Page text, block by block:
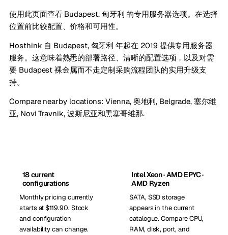
使用此页面查看 Budapest, 匈牙利 的专用服务器选项。在选择
位置前比较配置、价格和可用性。
Hosthink 自 Budapest, 匈牙利 年起在 2019 提供专用服务器
服务。这意味着熟悉的部署路径、清晰的配置选项，以及对需
要 Budapest 裸金属而不走定制采购流程团队的实用升级支
持。
Compare nearby locations:Vienna, 奥地利, Belgrade, 塞尔维
亚, Novi Travnik, 波斯尼亚和黑塞哥维那.
18 current
configurations
Monthly pricing currently
starts at $119.90. Stock
and configuration
availability can change.
Intel Xeon · AMD EPYC ·
AMD Ryzen
SATA, SSD storage
appears in the current
catalogue. Compare CPU,
RAM, disk, port, and